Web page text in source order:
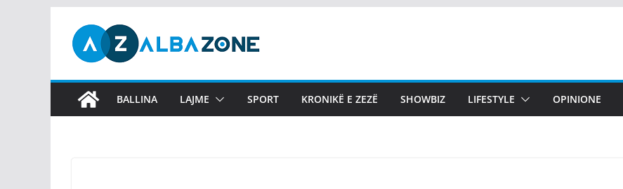
content
BALLINA LAJME SPORT KRONIKË E ZEZË SHOWBIZ LIFESTYLE OPINIONE